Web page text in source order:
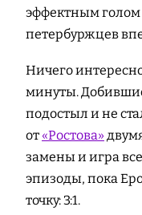
эффектным голом
петербуржцев
Ничего
минуты.
подостыл и не
от «Ростова»
замены и игра
эпизоды, пока
точку: 3:1.